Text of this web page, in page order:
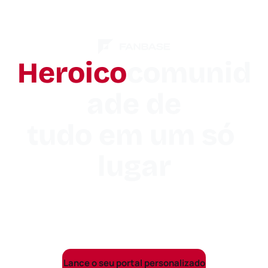
Heroico
Lance o seu portal personalizado